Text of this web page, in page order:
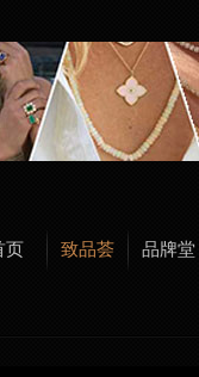
页 致品荟 品牌堂